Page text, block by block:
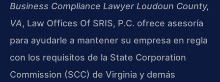
Business Compliance Lawyer Loudoun County,
VA, Law Offices Of SRIS, P.C. ofrece asesoría
para ayudarle a mantener su empresa en regla
con los requisitos de la State Corporation
Commission (SCC) de Virginia y demás